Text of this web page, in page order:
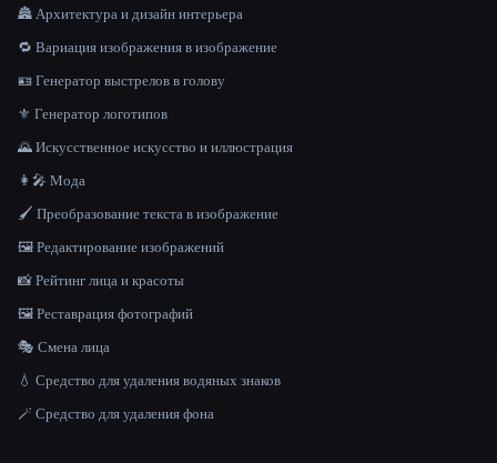
🏯 Архитектура и дизайн интерьера
🔁 Вариация изображения в изображение
🪪 Генератор выстрелов в голову
⚜️ Генератор логотипов
🌄 Искусственное искусство и иллюстрация
👩‍🎤 Мода
🖌️ Преобразование текста в изображение
🖼️ Редактирование изображений
📸 Рейтинг лица и красоты
🖼️ Реставрация фотографий
🎭 Смена лица
💧 Средство для удаления водяных знаков
🪄 Средство для удаления фона